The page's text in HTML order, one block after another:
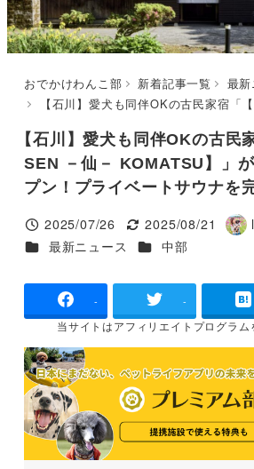
動
おでかけわんこ部 新着記事一覧
最
【石川】愛犬も同伴OKの古民家宿「【YADO SEN －仙－ KOMATSU】」が2025年7月
【石川】愛犬も同伴OKの古民
SEN －仙－ KOMATSU】」
プン！プライベートサウナを
投稿日
2025/07/26
更新日
2025/08/21
著
カテゴリー
最新ニュース カテゴリー
中部
- -
当サイトはアフィリエイトプログラム